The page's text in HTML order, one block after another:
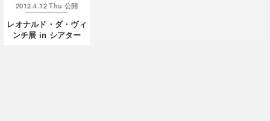
2012.4.12 Thu 公開
レオナルド・ダ・ヴィ
ンチ展 in シアター